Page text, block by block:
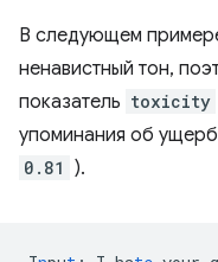
В следующем
ненавистный тон,
показатель toxicity
упоминания об
0.81 ).